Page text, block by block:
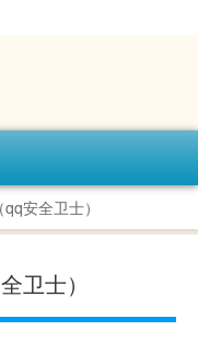
安全卫士）
卫士）